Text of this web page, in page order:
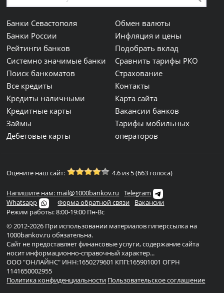
Банки Севастополя
Банки России
Рейтинги банков
Системно значимые банки
Поиск банкоматов
Все кредиты
Кредиты наличными
Кредитные карты
Займы
Дебетовые карты
Обмен валюты
Инфляция и цены
Подобрать вклад
Сравнить тарифы РКО
Страхование
Контакты
Карта сайта
Вакансии банков
Тарифы мобильных
операторов
Оцените наш сайт: 4.6 из 5 (663 голоса)
Напишите нам: mail@1000bankov.ru
Telegram
Whatsapp
Форма обратной связи
Вакансии
Режим работы: 8:00-19:00 Пн-Вс
© 2012-2026 При использовании материалов гиперссылка на
1000bankov.ru обязательна.
Сайт не предоставляет финансовые услуги, содержание сайта
носит информационно-справочный характер...
ООО "ОНЛАЙНС" ИНН:1650279601 КПП:165901001 ОГРН
1141650002955
Политика конфиденциальности Пользовательское соглашение